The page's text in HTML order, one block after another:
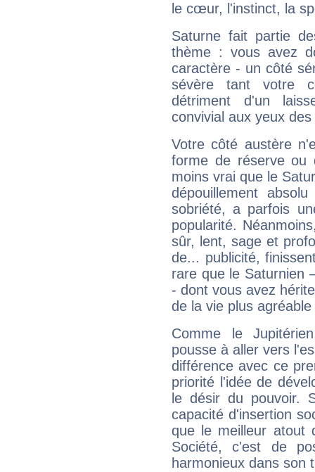
le cœur, l'instinct, la
Saturne fait partie
thème : vous avez
caractère - un côté
sévère tant votre
détriment d'un
convivial aux yeux
Votre côté austère
forme de réserve
moins vrai que le
dépouillement
sobriété, a parfois
popularité.
sûr, lent, sage et
de... publicité,
rare que le Saturnien
- dont vous avez
de la vie plus
Comme le
pousse à aller vers
différence avec ce
priorité l'idée de
le désir du pouvoir.
capacité d'insertion
que le meilleur atout
Société, c'est de
harmonieux dans son